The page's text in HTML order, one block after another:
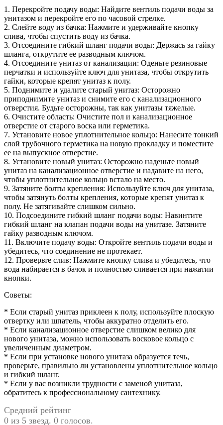
1. Перекройте подачу воды: Найдите вентиль подачи воды за
унитазом и перекройте его по часовой стрелке.
2. Слейте воду из бачка: Нажмите и удерживайте кнопку
слива, чтобы спустить воду из бачка.
3. Отсоедините гибкий шланг подачи воды: Держась за гайку
шланга, открутите ее разводным ключом.
4. Отсоедините унитаз от канализации: Оденьте резиновые
перчатки и используйте ключ для унитаза, чтобы открутить
гайки, которые крепят унитаз к полу.
5. Поднимите и удалите старый унитаз: Осторожно
приподнимите унитаз и снимите его с канализационного
отверстия. Будьте осторожны, так как унитазы тяжелые.
6. Очистите область: Очистите пол и канализационное
отверстие от старого воска или герметика.
7. Установите новое уплотнительное кольцо: Нанесите тонкий
слой трубочного герметика на новую прокладку и поместите
ее на выпускное отверстие.
8. Установите новый унитаз: Осторожно наденьте новый
унитаз на канализационное отверстие и надавите на него,
чтобы уплотнительное кольцо встало на место.
9. Затяните болты крепления: Используйте ключ для унитаза,
чтобы затянуть болты крепления, которые крепят унитаз к
полу. Не затягивайте слишком сильно.
10. Подсоедините гибкий шланг подачи воды: Навинтите
гибкий шланг на клапан подачи воды на унитазе. Затяните
гайку разводным ключом.
11. Включите подачу воды: Откройте вентиль подачи воды и
убедитесь, что соединение не протекает.
12. Проверьте слив: Нажмите кнопку слива и убедитесь, что
вода набирается в бачок и полностью сливается при нажатии
кнопки.
Советы:
* Если старый унитаз приклеен к полу, используйте плоскую
отвертку или шпатель, чтобы аккуратно отделить его.
* Если канализационное отверстие слишком велико для
нового унитаза, можно использовать восковое кольцо с
увеличенным диаметром.
* Если при установке нового унитаза образуется течь,
проверьте, правильно ли установлены уплотнительное кольцо
и гибкий шланг.
* Если у вас возникли трудности с заменой унитаза,
обратитесь к профессиональному сантехнику.
Средний рейтинг
0 из 5 звезд. 0 голосов.